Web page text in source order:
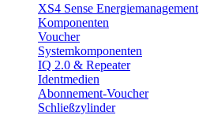
XS4 Sense Energiemanagement
Komponenten
Voucher
Systemkomponenten
IQ 2.0 & Repeater
Identmedien
Abonnement-Voucher
Schließzylinder